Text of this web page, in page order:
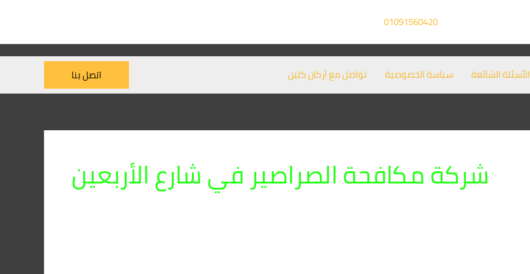
01091560420
الأسئلة الشائعة سياسة الخصوصية تواصل مع أركان كلين اتصل بنا
شركة مكافحة الصراصير في شارع الأربعين